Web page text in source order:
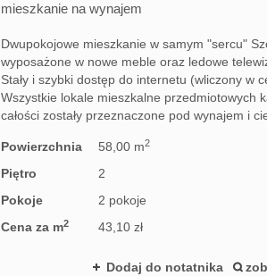
mieszkanie na wynajem
Dwupokojowe mieszkanie w samym "sercu"
wyposażone w nowe meble oraz ledowe
Stały i szybki dostęp do internetu (wliczony w
Wszystkie lokale mieszkalne przedmiotowych
całości zostały przeznaczone pod wynajem i
Powierzchnia 58,00 m2
Piętro
2
Pokoje
2 pokoje
Cena za m2 43,10 zł
Dodaj do notatnika